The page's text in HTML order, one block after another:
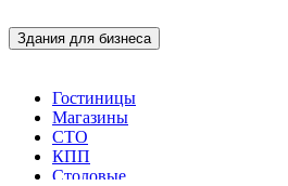
Здания для бизнеса
Гостиницы
Магазины
СТО
КПП
Столовые